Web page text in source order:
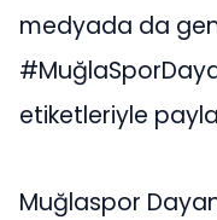
medyada da
etiketleriyle
Muğlaspor